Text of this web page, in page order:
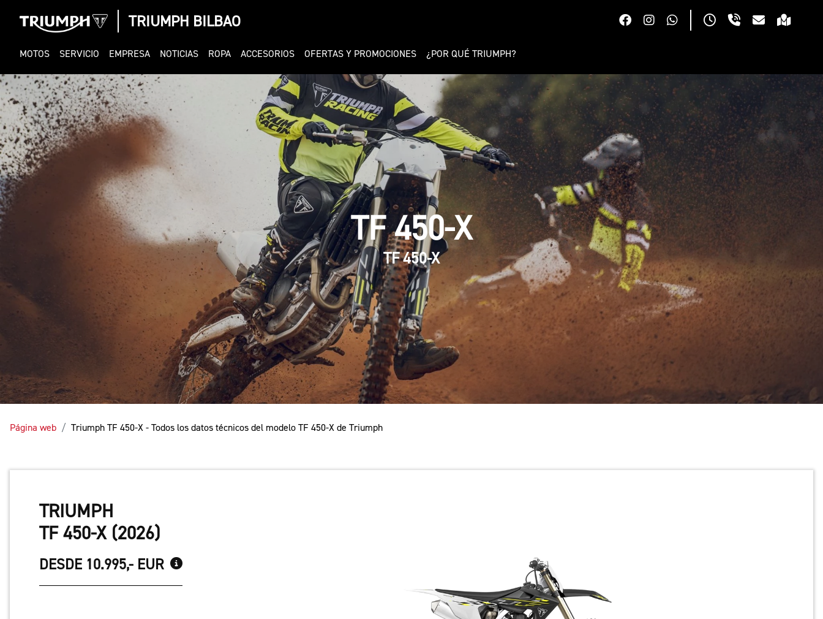
TRIUMPH BILBAO
MOTOS SERVICIO EMPRESA NOTICIAS ROPA ACCESORIOS OFERTAS Y PROMOCIONES ¿POR QUÉ TRIUMPH?
TF 450-X
TF 450-X
Página web Triumph TF 450-X - Todos los datos técnicos del modelo TF 450-X de Triumph
TRIUMPH
TF 450-X (2026)
DESDE 10.995,- EUR